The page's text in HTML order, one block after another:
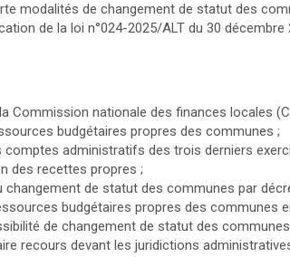
modalités de changement de statut des
de la loi n°024-2025/ALT du 30
Commission nationale des finances locales
budgétaires propres des communes ;
comptes administratifs des trois derniers
des recettes propres ;
changement de statut des communes par
budgétaires propres des communes
de changement de statut des
recours devant les juridictions